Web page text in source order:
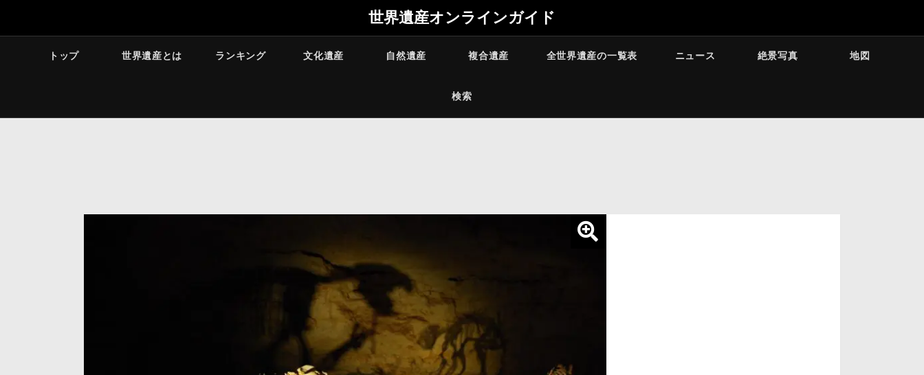
世界遺産オンラインガイド
トップ 世界遺産とは ランキング 文化遺産 自然遺産 複合遺産 全世界遺産の一覧表 ニュース 絶景写真 地図
検索